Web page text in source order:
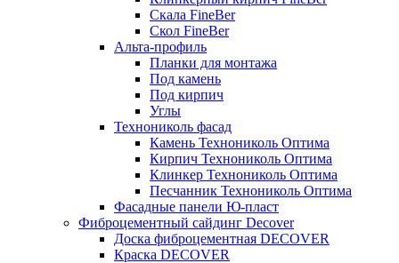
Скала FineBer
Скол FineBer
Альта-профиль
Планки для монтажа
Под камень
Под кирпич
Углы
Технониколь фасад
Камень Технониколь Оптима
Кирпич Технониколь Оптима
Клинкер Технониколь Оптима
Песчанник Технониколь Оптима
Фасадные панели Ю-пласт
Фиброцементный сайдинг Decover
Доска фиброцементная DECOVER
Краска DECOVER